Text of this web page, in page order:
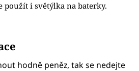
použít i světýlka na baterky.
hodně peněz, tak se nedejte